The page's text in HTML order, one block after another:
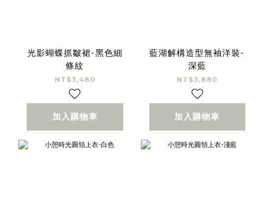
光影蝴蝶抓皺裙-黑色細
條紋
NT$3,480
加入購物車
藍湖解構造型無袖洋裝-
深藍
NT$3,880
加入購物車